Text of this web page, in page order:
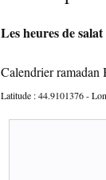
Les heures de
Calendrier ramadan
Latitude :44.9101376-